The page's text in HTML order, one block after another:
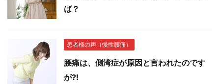
ば？
患者様の声（慢性腰痛）
腰痛は、側湾症が原因と言われたのです
が⁈